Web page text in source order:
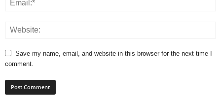
Save my name, email, and website in this browser for the next time I
comment.